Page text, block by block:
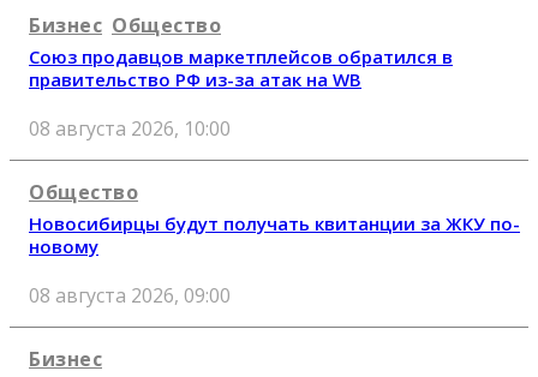
Бизнес Общество
Союз продавцов маркетплейсов обратился в
правительство РФ из-за атак на WB
08 августа 2026, 10:00
Общество
Новосибирцы будут получать квитанции за ЖКУ по-
новому
08 августа 2026, 09:00
Бизнес